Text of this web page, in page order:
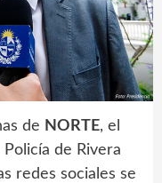
de NORTE, el
de Rivera
redes sociales se